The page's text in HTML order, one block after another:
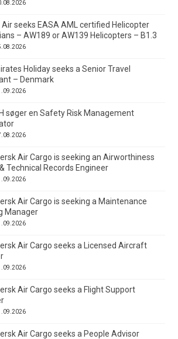
Air seeks EASA AML certified Helicopter
– AW189 or AW139 Helicopters – B1.3
Holiday seeks a Senior Travel
– Denmark
søger en Safety Risk Management
Air Cargo is seeking an Airworthiness
Technical Records Engineer
Air Cargo is seeking a Maintenance
Manager
Air Cargo seeks a Licensed Aircraft
Air Cargo seeks a Flight Support
Air Cargo seeks a People Advisor